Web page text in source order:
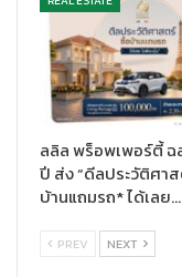
ต้องการความสะดวกส
สัมผัสประสบการณ์กา
มากมายเหล่านี้ได้แล้ว
สอบถามรายละเอียดเ
ลลิล พร็อพเพอร์ตี้ ฉ
ปี ส่ง “ดีลประวัติศา
บ้านแถมรถ* ได้เลย…
PREV NEXT